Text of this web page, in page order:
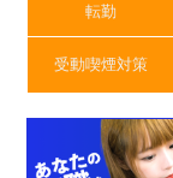
転勤
受動喫煙対策